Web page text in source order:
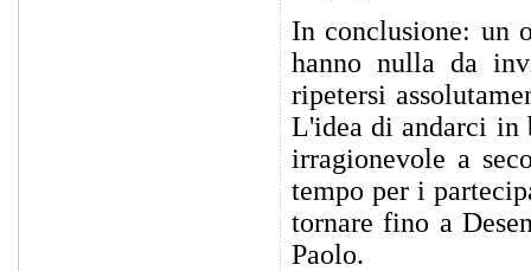
In conclusione: un
hanno nulla da
ripetersi
L'idea di andarci in
irragionevole a
tempo per i
tornare fino a
Paolo.